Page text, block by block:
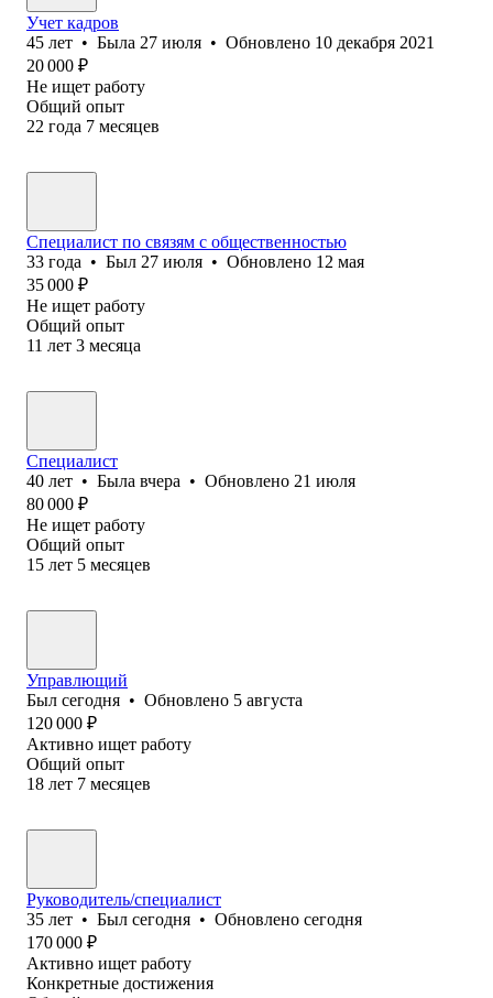
Учет кадров
45 лет • Была 27 июля • Обновлено 10 декабря 2021
20 000 ₽
Не ищет работу
Общий опыт
22 года 7 месяцев
Специалист по связям с общественностью
33 года • Был 27 июля • Обновлено 12 мая
35 000 ₽
Не ищет работу
Общий опыт
11 лет 3 месяца
Специалист
40 лет • Была вчера • Обновлено 21 июля
80 000 ₽
Не ищет работу
Общий опыт
15 лет 5 месяцев
Управлющий
Был сегодня • Обновлено 5 августа
120 000 ₽
Активно ищет работу
Общий опыт
18 лет 7 месяцев
Руководитель/специалист
35 лет • Был сегодня • Обновлено сегодня
170 000 ₽
Активно ищет работу
Конкретные достижения